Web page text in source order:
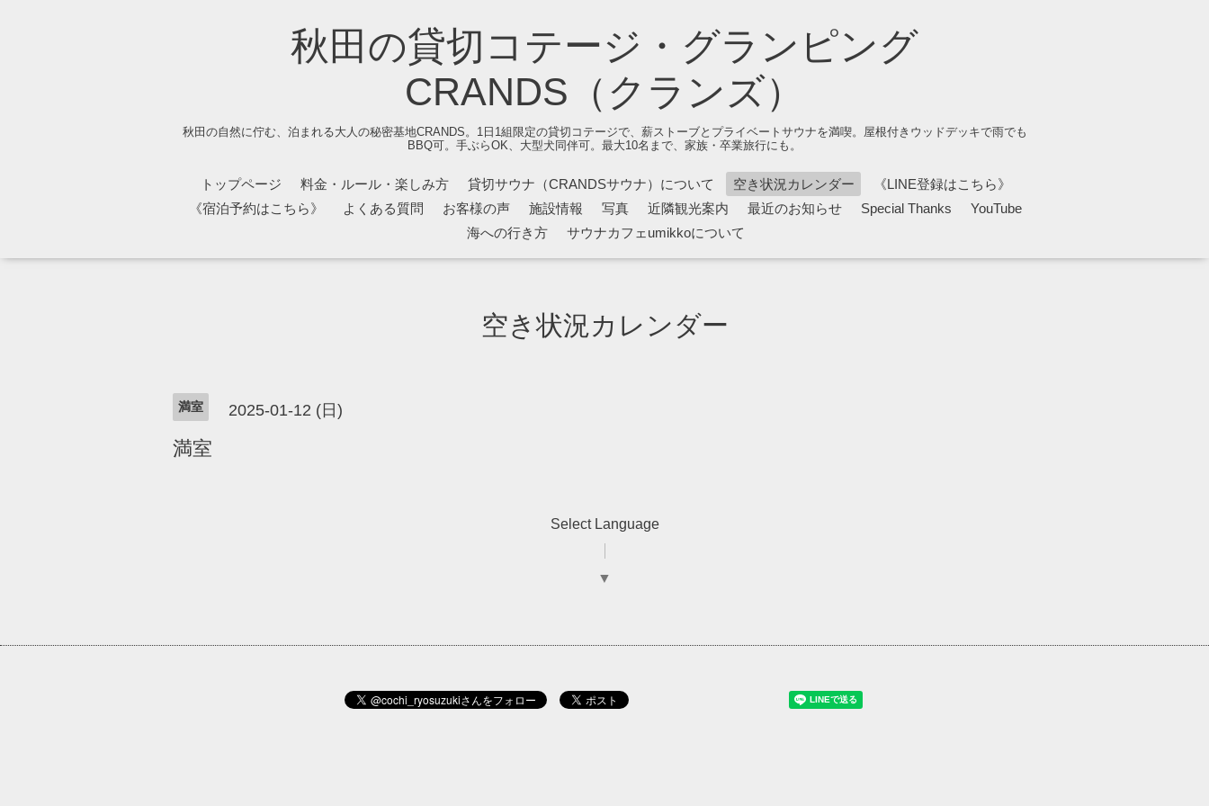
秋田の貸切コテージ・グランピング
CRANDS（クランズ）
秋田の自然に佇む、泊まれる大人の秘密基地CRANDS。1日1組限定の貸切コテージで、薪ストーブとプライベートサウナを満喫。屋根付きウッドデッキで雨でも
BBQ可。手ぶらOK、大型犬同伴可。最大10名まで、家族・卒業旅行にも。
トップページ 料金・ルール・楽しみ方 貸切サウナ（CRANDSサウナ）について 空き状況カレンダー
《LINE登録はこちら》
《宿泊予約はこちら》
よくある質問 お客様の声 施設情報 写真 近隣観光案内 最近のお知らせ Special Thanks
YouTube
海への行き方
サウナカフェumikkoについて
空き状況カレンダー
満室 2025-01-12 (日)
満室
Select Language
▼